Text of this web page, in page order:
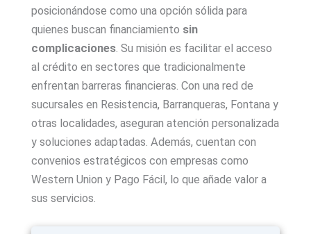
posicionándose como una opción sólida para
quienes buscan financiamiento sin
complicaciones. Su misión es facilitar el acceso
al crédito en sectores que tradicionalmente
enfrentan barreras financieras. Con una red de
sucursales en Resistencia, Barranqueras, Fontana y
otras localidades, aseguran atención personalizada
y soluciones adaptadas. Además, cuentan con
convenios estratégicos con empresas como
Western Union y Pago Fácil, lo que añade valor a
sus servicios.